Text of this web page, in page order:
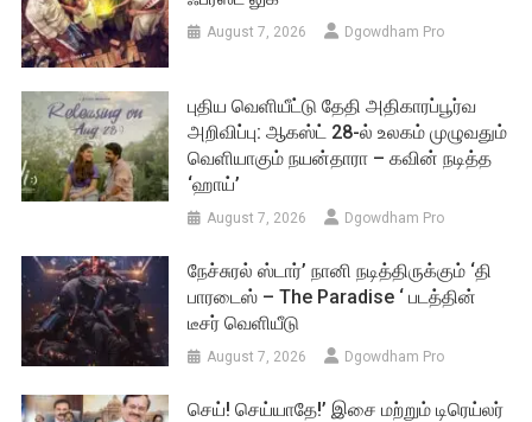
August 7, 2026 Dgowdham Pro
புதிய வெளியீட்டு தேதி அதிகாரப்பூர்வ
அறிவிப்பு: ஆகஸ்ட் 28-ல் உலகம் முழுவதும்
வெளியாகும் நயன்தாரா – கவின் நடித்த
‘ஹாய்’
August 7, 2026 Dgowdham Pro
நேச்சுரல் ஸ்டார்’ நானி நடித்திருக்கும் ‘தி
பாரடைஸ் – The Paradise ‘ படத்தின்
டீசர் வெளியீடு
August 7, 2026 Dgowdham Pro
செய்! செய்யாதே!’ இசை மற்றும் டிரெய்லர்